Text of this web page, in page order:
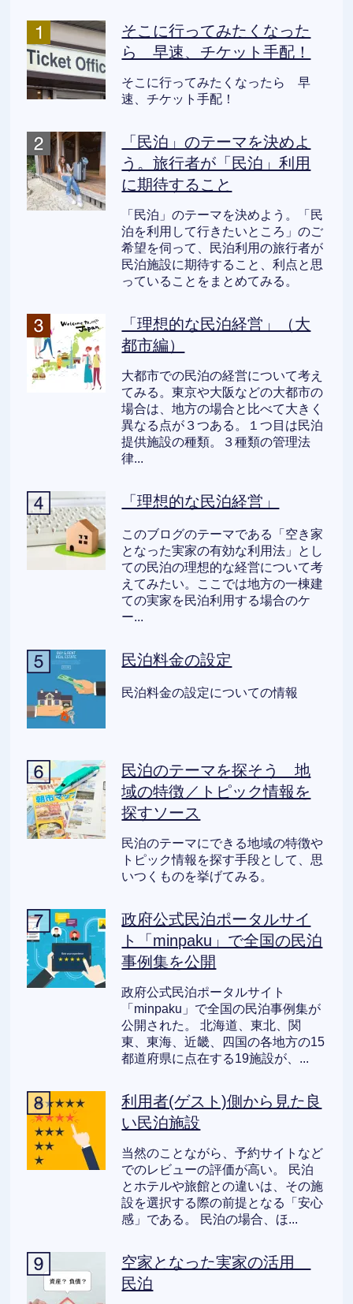
そこに行ってみたくなった
ら 早速、チケット手配！
そこに行ってみたくなったら 早
速、チケット手配！
「民泊」のテーマを決めよ
う。旅行者が「民泊」利用
に期待すること
「民泊」のテーマを決めよう。「民
泊を利用して行きたいところ」のご
希望を伺って、民泊利用の旅行者が
民泊施設に期待すること、利点と思
っていることをまとめてみる。
「理想的な民泊経営」（大
都市編）
大都市での民泊の経営について考え
てみる。東京や大阪などの大都市の
場合は、地方の場合と比べて大きく
異なる点が３つある。１つ目は民泊
提供施設の種類。３種類の管理法
律...
「理想的な民泊経営」
このブログのテーマである「空き家
となった実家の有効な利用法」とし
ての民泊の理想的な経営について考
えてみたい。ここでは地方の一棟建
ての実家を民泊利用する場合のケ
ー...
民泊料金の設定
民泊料金の設定についての情報
民泊のテーマを探そう 地
域の特徴／トピック情報を
探すソース
民泊のテーマにできる地域の特徴や
トピック情報を探す手段として、思
いつくものを挙げてみる。
政府公式民泊ポータルサイ
ト「minpaku」で全国の民泊
事例集を公開
政府公式民泊ポータルサイト
「minpaku」で全国の民泊事例集が
公開された。 北海道、東北、関
東、東海、近畿、四国の各地方の15
都道府県に点在する19施設が、...
利用者(ゲスト)側から見た良
い民泊施設
当然のことながら、予約サイトなど
でのレビューの評価が高い。 民泊
とホテルや旅館との違いは、その施
設を選択する際の前提となる「安心
感」である。 民泊の場合、ほ...
空家となった実家の活用
民泊